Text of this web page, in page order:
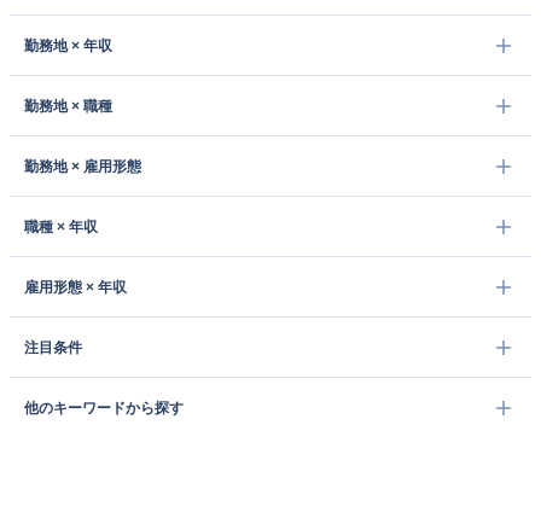
勤務地 × 年収
勤務地 × 職種
勤務地 × 雇用形態
職種 × 年収
雇用形態 × 年収
注目条件
他のキーワードから探す